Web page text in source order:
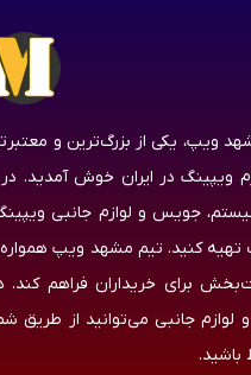
ویپ، یکی از بزرگ‌ترین و
ویپینگ در ایران خوش آمدید.
جویس و لوازم جانبی
کنید. تیم مشهد ویپ
برای خریداران فراهم
لوازم جانبی می‌توانید از طریق
باشید.